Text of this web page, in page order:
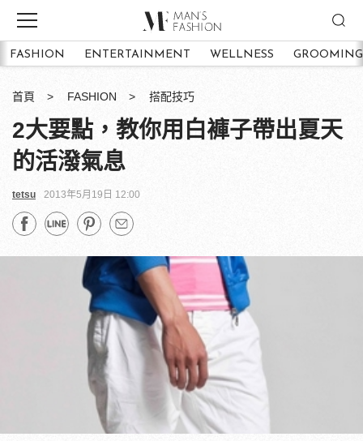
FASHION ENTERTAINMENT WELLNESS GROOMING
首頁 FASHION 搭配技巧
2大要點，教你用白褲子帶出夏天
的活潑氣息
tetsu 2013年5月19日 12:00